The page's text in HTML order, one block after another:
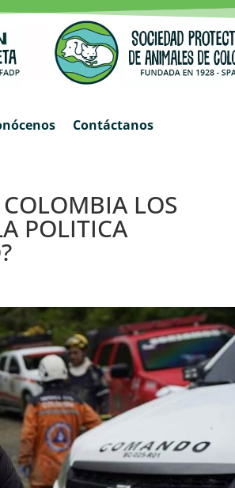
Contáctanos
LOS
POLITICA